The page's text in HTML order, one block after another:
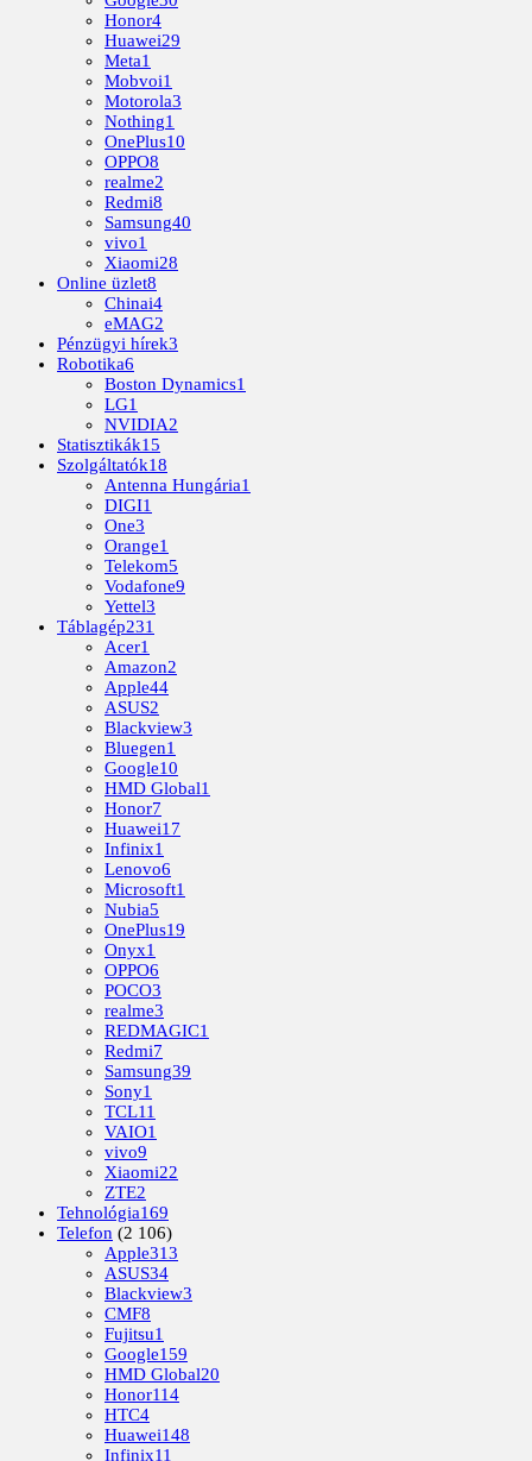
Honor4
Huawei29
Meta1
Mobvoi1
Motorola3
Nothing1
OnePlus10
OPPO8
realme2
Redmi8
Samsung40
vivo1
Xiaomi28
Online üzlet8
Chinai4
eMAG2
Pénzügyi hírek3
Robotika6
Boston Dynamics1
LG1
NVIDIA2
Statisztikák15
Szolgáltatók18
Antenna Hungária1
DIGI1
One3
Orange1
Telekom5
Vodafone9
Yettel3
Táblagép231
Acer1
Amazon2
Apple44
ASUS2
Blackview3
Bluegen1
Google10
HMD Global1
Honor7
Huawei17
Infinix1
Lenovo6
Microsoft1
Nubia5
OnePlus19
Onyx1
OPPO6
POCO3
realme3
REDMAGIC1
Redmi7
Samsung39
Sony1
TCL11
VAIO1
vivo9
Xiaomi22
ZTE2
Tehnológia169
Telefon (2 106)
Apple313
ASUS34
Blackview3
CMF8
Fujitsu1
Google159
HMD Global20
Honor114
HTC4
Huawei148
Infinix11